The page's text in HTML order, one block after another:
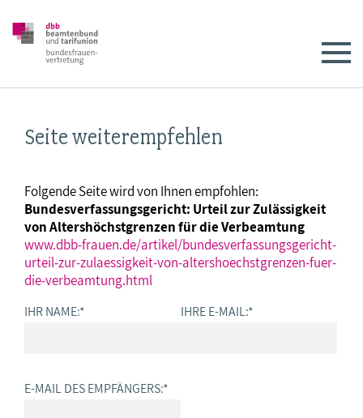
Seite weiterempfehlen
Folgende Seite wird von Ihnen empfohlen:
Bundesverfassungsgericht: Urteil zur Zulässigkeit
von Altershöchstgrenzen für die Verbeamtung
www.dbb-frauen.de/artikel/bundesverfassungsgericht-
urteil-zur-zulaessigkeit-von-altershoechstgrenzen-fuer-
die-verbeamtung.html
IHR NAME:* IHRE E-MAIL:*
E-MAIL DES EMPFÄNGERS:*